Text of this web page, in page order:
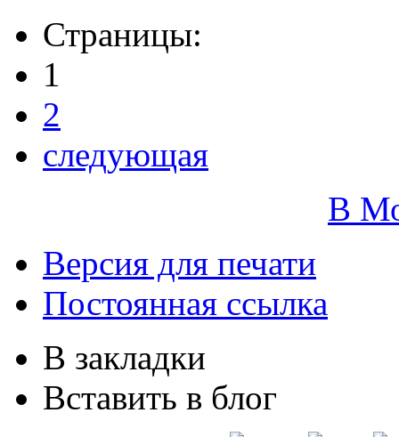
Страницы:
1
2
следующая
В
Версия для печати
Постоянная ссылка
В закладки
Вставить в блог